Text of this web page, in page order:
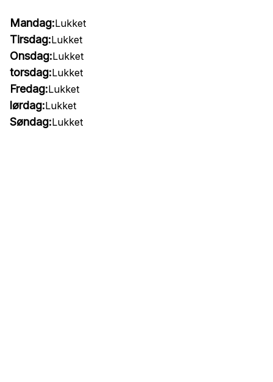
Mandag:Lukket
Tirsdag:Lukket
Onsdag:Lukket
torsdag:Lukket
Fredag:Lukket
lørdag:Lukket
Søndag:Lukket